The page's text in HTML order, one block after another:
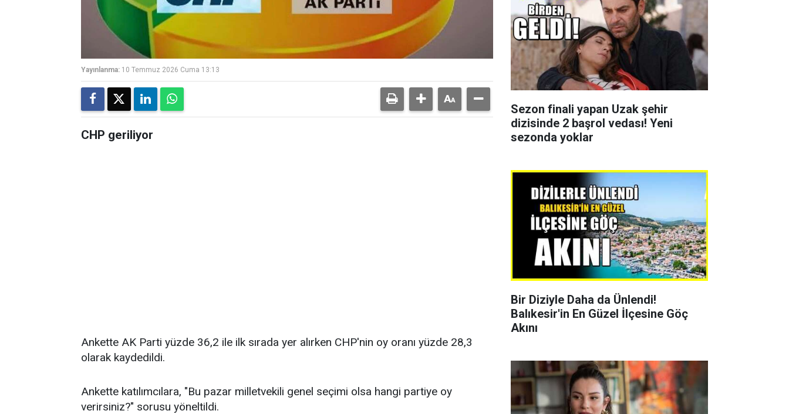
Yayınlanma: 10 Temmuz 2026 Cuma 13:13
CHP geriliyor
Ankette AK Parti yüzde 36,2 ile ilk sırada yer alırken CHP'nin oy oranı yüzde 28,3
olarak kaydedildi.
Ankette katılımcılara, "Bu pazar milletvekili genel seçimi olsa hangi partiye oy
verirsiniz?" sorusu yöneltildi.
Sezon finali yapan Uzak şehir
dizisinde 2 başrol vedası! Yeni
sezonda yoklar
Bir Diziyle Daha da Ünlendi!
Balıkesir'in En Güzel İlçesine Göç
Akını